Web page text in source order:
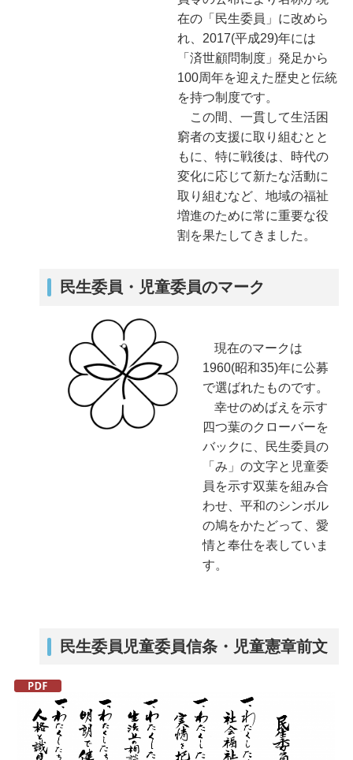
在の「民生委員」に改めら
れ、2017(平成29)年には
「済世顧問制度」発足から
100周年を迎えた歴史と伝統
を持つ制度です。
この間、一貫して生活困
窮者の支援に取り組むとと
もに、特に戦後は、時代の
変化に応じて新たな活動に
取り組むなど、地域の福祉
増進のために常に重要な役
割を果たしてきました。
民生委員・児童委員のマーク
現在のマークは
1960(昭和35)年に公募
で選ばれたものです。
幸せのめばえを示す
四つ葉のクローバーを
バックに、民生委員の
「み」の文字と児童委
員を示す双葉を組み合
わせ、平和のシンボル
の鳩をかたどって、愛
情と奉仕を表していま
す。
民生委員児童委員信条・児童憲章前文